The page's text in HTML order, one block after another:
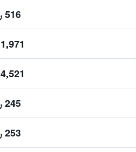
516 ﷼
1,971 ﷼
4,521 ﷼
245 ﷼
253 ﷼